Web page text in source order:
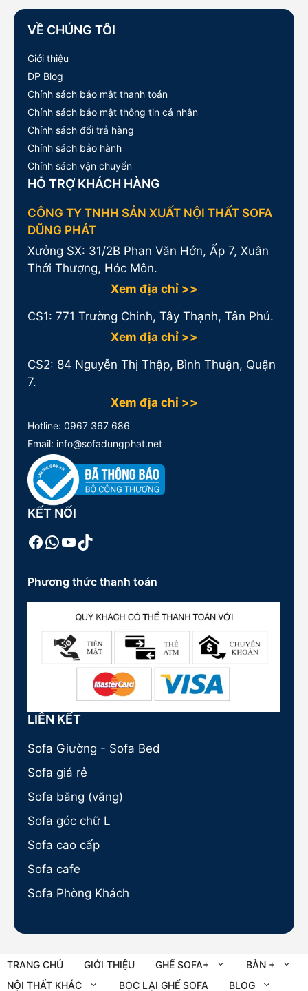
VỀ CHÚNG TÔI
Giới thiệu
DP Blog
Chính sách bảo mật thanh toán
Chính sách bảo mật thông tin cá nhân
Chính sách đổi trả hàng
Chính sách bảo hành
Chính sách vận chuyển
HỖ TRỢ KHÁCH HÀNG
CÔNG TY TNHH SẢN XUẤT NỘI THẤT SOFA
DŨNG PHÁT
Xưởng SX: 31/2B Phan Văn Hớn, Ấp 7, Xuân
Thới Thượng, Hóc Môn.
Xem địa chỉ >>
CS1: 771 Trường Chinh, Tây Thạnh, Tân Phú.
Xem địa chỉ >>
CS2: 84 Nguyễn Thị Thập, Bình Thuận, Quận
7.
Xem địa chỉ >>
Hotline: 0967 367 686
Email: info@sofadungphat.net
KẾT NỐI
Facebook
WhatsApp
Youtube
TikTok
Phương thức thanh toán
LIÊN KẾT
Sofa Giường - Sofa Bed
Sofa giá rẻ
Sofa băng (văng)
Sofa góc chữ L
Sofa cao cấp
Sofa cafe
Sofa Phòng Khách
TRANG CHỦ GIỚI THIỆU GHẾ SOFA+
BÀN +
NỘI THẤT KHÁC
BỌC LẠI GHẾ SOFA BLOG